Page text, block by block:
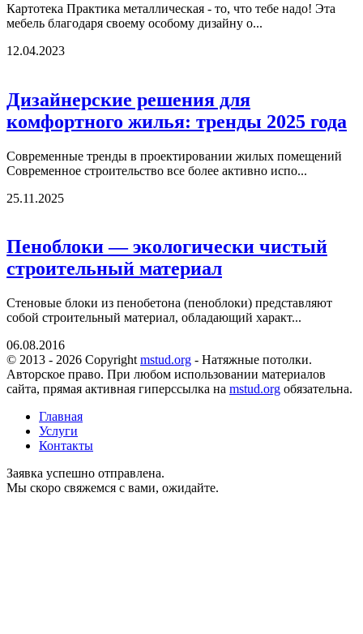
Картотека Практика металлическая - то, что тебе надо! Эта
мебель благодаря своему особому дизайну о...
12.04.2023
Дизайнерские решения для
комфортного жилья: тренды 2025 года
Современные тренды в проектировании жилых помещений
Современное строительство все более активно испо...
25.11.2025
Пеноблоки — экологически чистый
строительный материал
Стеновые блоки из пенобетона (пеноблоки) представляют
собой строительный материал, обладающий характ...
06.08.2016
© 2013 - 2026 Copyright mstud.org - Натяжные потолки.
Авторское право. При любом использовании материалов
сайта, прямая активная гиперссылка на mstud.org обязательна.
Главная
Услуги
Контакты
Заявка успешно отправлена.
Мы скоро свяжемся с вами, ожидайте.